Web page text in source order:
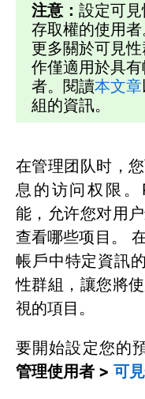
注意： 設定可
存取權的使用
更多關於可見性
作僅適用於具
者。閱讀本文章
組的資訊。
在管理团队时，
息的访问权限
能，允许您对用
查看哪些项目。
帳戶中特定資訊
性群組，讓您將
視的項目。
要開始設定您的
管理使用者 > 可